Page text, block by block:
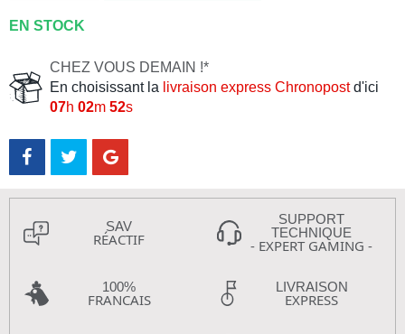
EN STOCK
CHEZ VOUS DEMAIN !*
En choisissant la livraison express Chronopostd'ici
07h 02m 52s
SAV
RÉACTIF
SUPPORT
TECHNIQUE
- EXPERT GAMING -
100%
FRANCAIS
LIVRAISON
EXPRESS